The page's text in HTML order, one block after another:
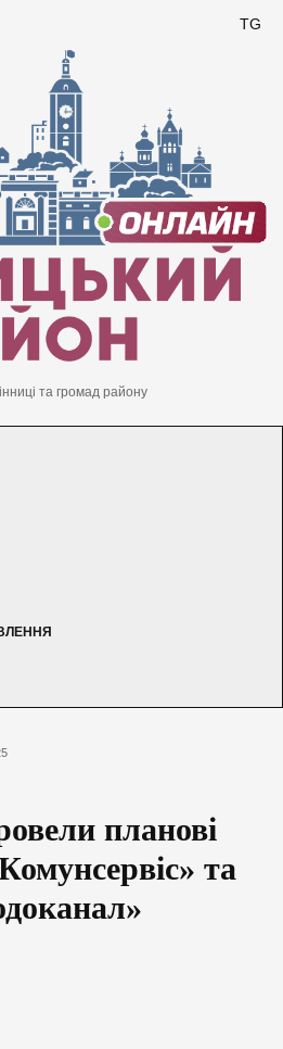
TG
та громад району
планові
та